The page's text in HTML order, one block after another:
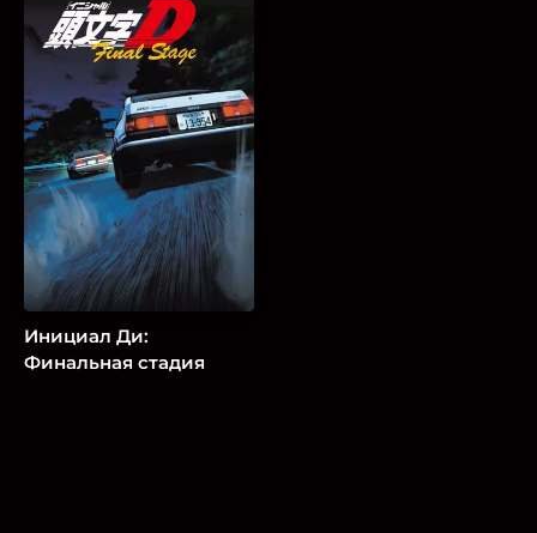
Инициал Ди:
Финальная стадия